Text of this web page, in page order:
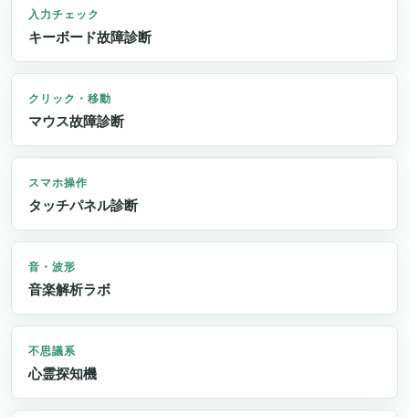
入力チェック
キーボード故障診断
クリック・移動
マウス故障診断
スマホ操作
タッチパネル診断
音・波形
音楽解析ラボ
不思議系
心霊探知機